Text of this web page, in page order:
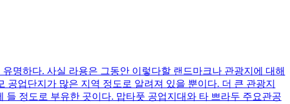
명하다. 사실 라용은 그동안 이렇다할 랜드마크나 관광지에 대해
업단지가 많은 지역 정도로 알려져 있을 뿐이다. 더 큰 관광지
정도로 부유한 곳이다. 맙타풋 공업지대와 타 쁘라두 주요관공